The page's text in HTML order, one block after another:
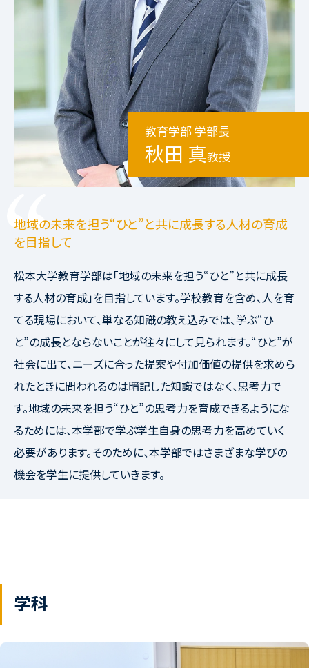
教育学部 学部長
秋田 真教授
地域の未来を担う“ひと”と共に成長する人材の育成
を目指して
松本大学教育学部は「地域の未来を担う“ひと”と共に成長
する人材の育成」を目指しています。学校教育を含め、人を育
てる現場において、単なる知識の教え込みでは、学ぶ“ひ
と”の成長とならないことが往々にして見られます。“ひと”が
社会に出て、ニーズに合った提案や付加価値の提供を求めら
れたときに問われるのは暗記した知識ではなく、思考力で
す。地域の未来を担う“ひと”の思考力を育成できるようにな
るためには、本学部で学ぶ学生自身の思考力を高めていく
必要があります。そのために、本学部ではさまざまな学びの
機会を学生に提供していきます。
学科